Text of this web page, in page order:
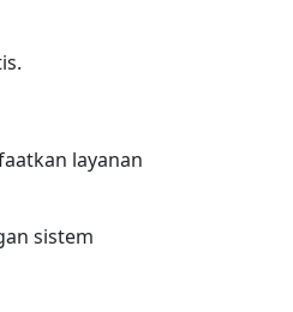
layanan
sistem